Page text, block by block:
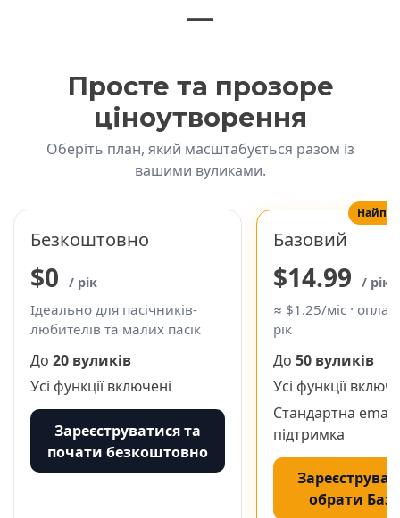
—
Просте та прозоре
ціноутворення
Оберіть план, який масштабується разом із
вашими вуликами.
Безкоштовно
$0 / рік
Ідеально для пасічників-
любителів та малих пасік
До 20 вуликів
Усі функції включені
Зареєструватися та
почати безкоштовно
Базовий
$14.99 / рік
≈ $1.25/міс ·
рік
До 50 вуликів
Усі функції
Стандартна email-
підтримка
обрати